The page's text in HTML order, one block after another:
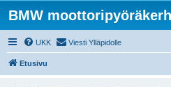
BMW
UKK Viesti Ylläpidolle
Etusivu